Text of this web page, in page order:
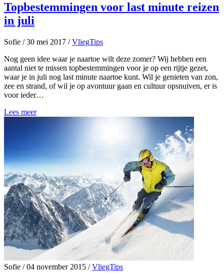
Topbestemmingen voor last minute reizen
in juli
Sofie /30 mei 2017 / VliegTips
Nog geen idee waar je naartoe wilt deze zomer? Wij hebben een
aantal niet te missen topbestemmingen voor je op een rijtje gezet,
waar je in juli nog last minute naartoe kunt. Wil je genieten van zon,
zee en strand, of wil je op avontuur gaan en cultuur opsnuiven, er is
voor ieder…
Lees meer
Sofie /04 november 2015 / VliegTips